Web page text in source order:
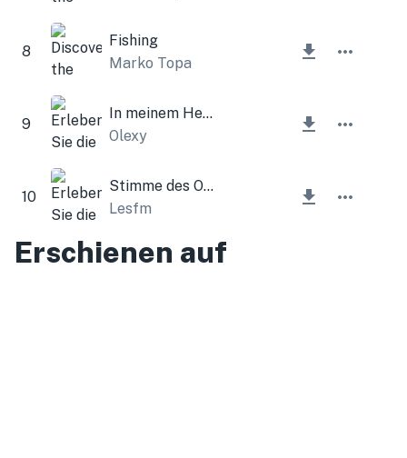
8
Fishing
Marko Topa
9
In meinem Herzen
Olexy
10
Stimme des Ostens
Lesfm
Erschienen auf